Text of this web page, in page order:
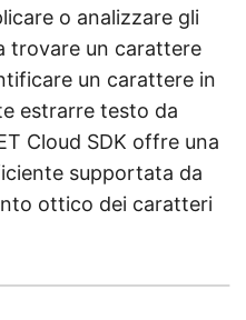
o analizzare gli
trovare un carattere
un carattere in
estrarre testo da
Cloud SDK offre una
supportata da
ottico dei caratteri